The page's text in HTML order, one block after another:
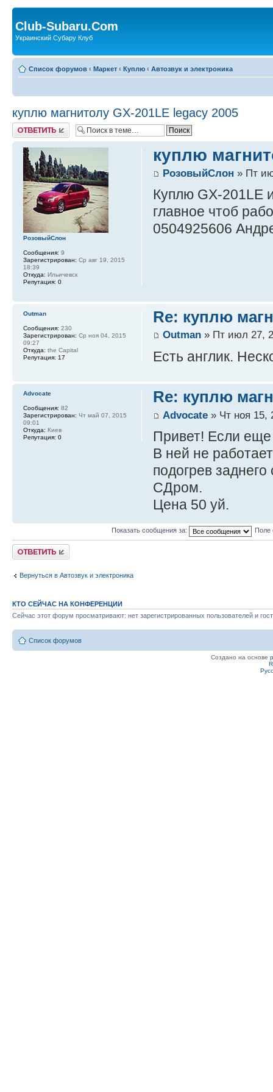
Club-Subaru.Com
Украинский Субару Клуб
Список форумов ‹ Маркет ‹ Куплю ‹ Автозвук и электроника
куплю магнитолу GX-201LE legacy 2005
Ответить
куплю
РозовыйСлон » Пт
Куплю GX-201LE
главное чтоб
0504925606
РозовыйСлон
Сообщения: 9
Зарегистрирован: Ср авг 19, 2015
18:39
Откуда: Ильичевск
Репутация: 0
Re: куплю
Outman» Пт июл 27,
Есть англик.
Outman
Сообщения: 230
Зарегистрирован: Ср ноя 04, 2015
09:27
Откуда: the Capital
Репутация: 17
Re: куплю
Advocate» Чт ноя 15,
Привет! Если еще
В ней не
подогрев
СДром.
Цена 50 уй.
Advocate
Сообщения: 82
Зарегистрирован: Чт май 07, 2015
09:01
Откуда: Киев
Репутация: 0
Показать сообщения за: Поле
Ответить
Вернуться в Автозвук и электроника
КТО СЕЙЧАС НА КОНФЕРЕНЦИИ
Сейчас этот форум просматривают: нет зарегистрированных пользователей и
Список форумов
Создано на основе